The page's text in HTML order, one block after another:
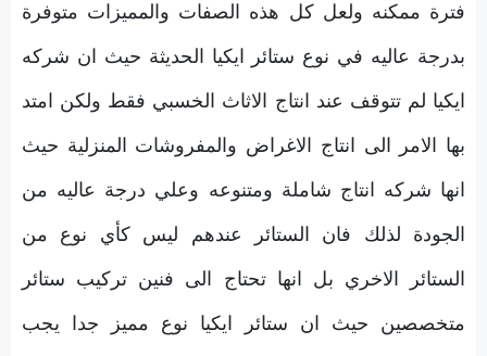
فترة ممكنه ولعل كل هذه الصفات والمميزات متوفرة
بدرجة عاليه في نوع ستائر ايكيا الحديثة حيث ان شركه
ايكيا لم تتوقف عند انتاج الاثاث الخسبي فقط ولكن امتد
بها الامر الى انتاج الاغراض والمفروشات المنزلية حيث
انها شركه انتاج شاملة ومتنوعه وعلي درجة عاليه من
الجودة لذلك فان الستائر عندهم ليس كأي نوع من
الستائر الاخري بل انها تحتاج الى فنين تركيب ستائر
متخصصين حيث ان ستائر ايكيا نوع مميز جدا يجب